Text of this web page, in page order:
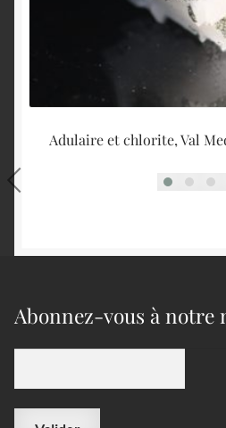
Adulaire et chlorite, Val
Abonnez-vous à notre